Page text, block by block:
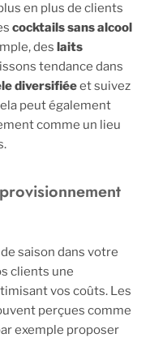
en plus de clients
cocktails sans alcool
des laits
tendance dans
diversifiéeet suivez
peut également
comme un lieu
saison dans votre
clients une
vos coûts. Les
perçues comme
exemple proposer